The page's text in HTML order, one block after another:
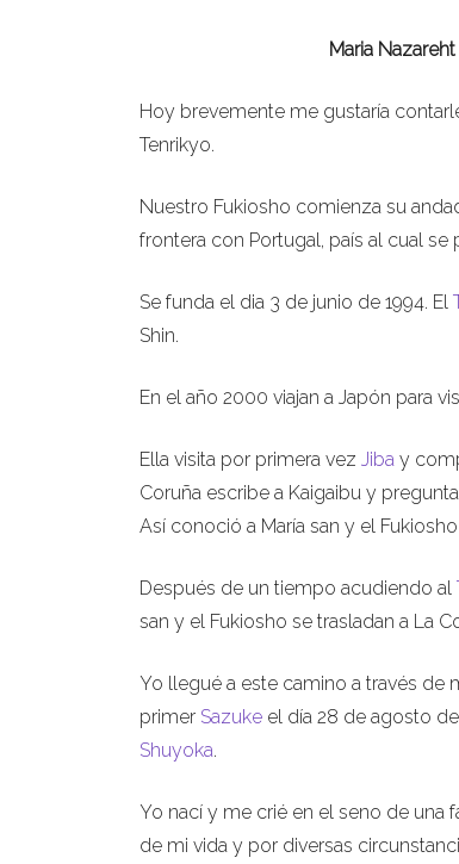
Maria
Hoy brevemente me gustaría
Tenrikyo.
Nuestro Fukiosho comienza su
frontera con Portugal, país al cual
Se funda el dia 3 de junio de 1994. El
Shin.
En el año 2000 viajan a Japón para
Ella visita por primera vez Jiba y
Coruña escribe a Kaigaibu y
Así conoció a María san y el
Después de un tiempo acudiendo al
san y el Fukiosho se trasladan a La
Yo llegué a este camino a través de
primer Sazuke el día 28 de agosto
Shuyoka.
Yo nací y me crié en el seno de una
de mi vida y por diversas